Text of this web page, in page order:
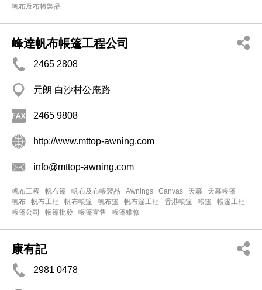
帆布及布帳製品
峰達帆布帳篷工程公司
2465 2808
元朗 白沙村公庵路
2465 9808
http://www.mttop-awning.com
info@mttop-awning.com
帆布工程 帆布篷 帆布及布帳製品 Awnings Canvas 天幕
天幕帳篷
帆布
帆布工程 帆布帳篷 帆布篷 帆布篷工程 香港帳篷 帳篷
帳篷工程
帳篷公司
帳篷批發 帳篷零售 帳篷維修
康有記
2981 0478